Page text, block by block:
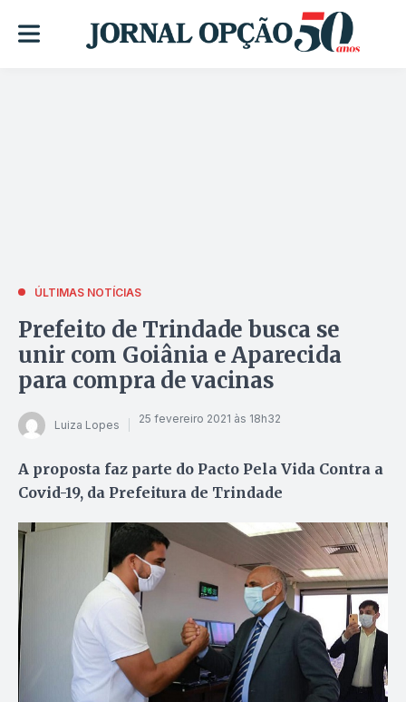
ÚLTIMAS NOTÍCIAS
Prefeito de Trindade busca se
unir com Goiânia e Aparecida
para compra de vacinas
Luiza Lopes 25 fevereiro 2021 às 18h32
A proposta faz parte do Pacto Pela Vida Contra a
Covid-19, da Prefeitura de Trindade